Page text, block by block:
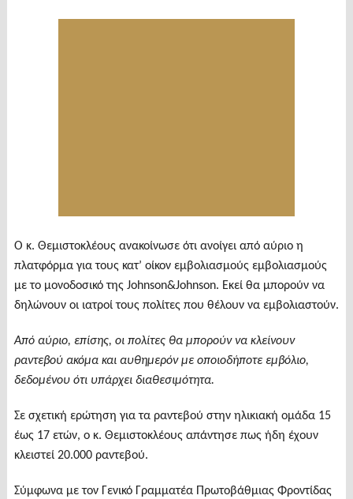
Ο κ. Θεμιστοκλέους ανακοίνωσε ότι ανοίγει από αύριο η
πλατφόρμα για τους κατ’ οίκον εμβολιασμούς εμβολιασμούς
με το μονοδοσικό της Johnson&Johnson. Εκεί θα μπορούν να
δηλώνουν οι ιατροί τους πολίτες που θέλουν να εμβολιαστούν.
Από αύριο, επίσης, οι πολίτες θα μπορούν να κλείνουν
ραντεβού ακόμα και αυθημερόν με οποιοδήποτε εμβόλιο,
δεδομένου ότι υπάρχει διαθεσιμότητα.
Σε σχετική ερώτηση για τα ραντεβού στην ηλικιακή ομάδα 15
έως 17 ετών, ο κ. Θεμιστοκλέους απάντησε πως ήδη έχουν
κλειστεί 20.000 ραντεβού.
Σύμφωνα με τον Γενικό Γραμματέα Πρωτοβάθμιας Φροντίδας